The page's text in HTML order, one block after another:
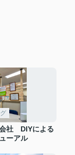
社 DIYによる
ーアル